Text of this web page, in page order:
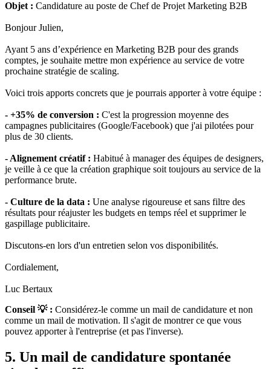
Objet : Candidature au poste de Chef de Projet Marketing B2B
Bonjour Julien,
Ayant 5 ans d’expérience en Marketing B2B pour des grands
comptes, je souhaite mettre mon expérience au service de votre
prochaine stratégie de scaling.
Voici trois apports concrets que je pourrais apporter à votre équipe :
- +35% de conversion : C'est la progression moyenne des
campagnes publicitaires (Google/Facebook) que j'ai pilotées pour
plus de 30 clients.
- Alignement créatif : Habitué à manager des équipes de designers,
je veille à ce que la création graphique soit toujours au service de la
performance brute.
- Culture de la data : Une analyse rigoureuse et sans filtre des
résultats pour réajuster les budgets en temps réel et supprimer le
gaspillage publicitaire.
Discutons-en lors d'un entretien selon vos disponibilités.
Cordialement,
Luc Bertaux
Conseil 💡 : Considérez-le comme un mail de candidature et non
comme un mail de motivation. Il s'agit de montrer ce que vous
pouvez apporter à l'entreprise (et pas l'inverse).
5. Un mail de candidature spontanée